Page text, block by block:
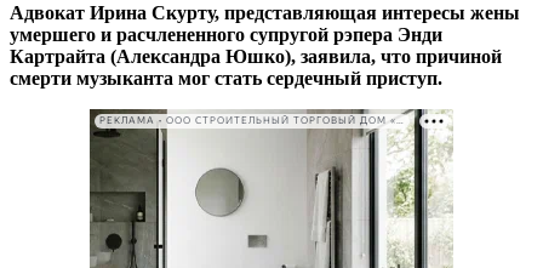
Адвокат Ирина Скурту, представляющая интересы жены
умершего и расчлененного супругой рэпера Энди
Картрайта (Александра Юшко), заявила, что причиной
смерти музыканта мог стать сердечный приступ.
РЕКЛАМА • ООО СТРОИТЕЛЬНЫЙ ТОРГОВЫЙ ДОМ «ПЕТРОВИЧ». ИНН: 7802348846